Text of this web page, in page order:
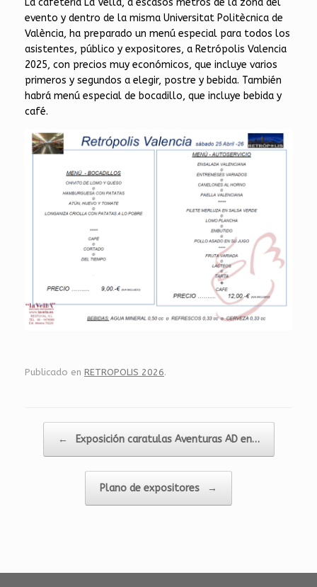
evento y dentro de la misma Universitat Politècnica de
València, ha preparado un menú especial para todos los
asistentes, público y expositores, a Retrópolis Valencia
2025, con precios muy económicos, que incluye varios
primeros y segundos a elegir, postre y bebida. También
habrá menú especial de bocadillo, que incluye bebida y
café.
Publicado en RETROPOLIS 2026.
← Exposición caratulas Aventuras AD en…
Plano de expositores →